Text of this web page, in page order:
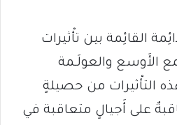
القائِمة بين تأْثيرات
الأَوسع والعولَـمة
التأْثيرات من حصيلةٍ
على أَجيالٍ متعاقبة في